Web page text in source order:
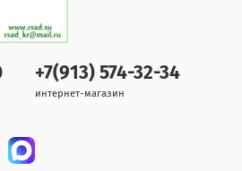
+7(913) 574-32-34
интернет-магазин